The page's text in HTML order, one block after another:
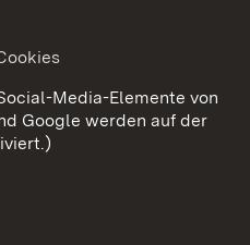
Barrierefreiheit
CookiesMedia-Elemente von
Google werden auf der